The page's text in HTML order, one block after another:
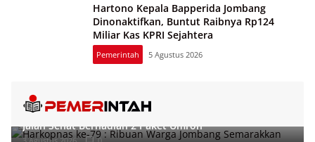
Hartono Kepala Bapperida Jombang
Dinonaktifkan, Buntut Raibnya Rp124
Miliar Kas KPRI Sejahtera
Pemerintah 5 Agustus 2026
Harkopnas ke-79 : Ribuan Warga Jombang Semarakkan
Jalan Sehat Berhadiah 2 Paket Umroh